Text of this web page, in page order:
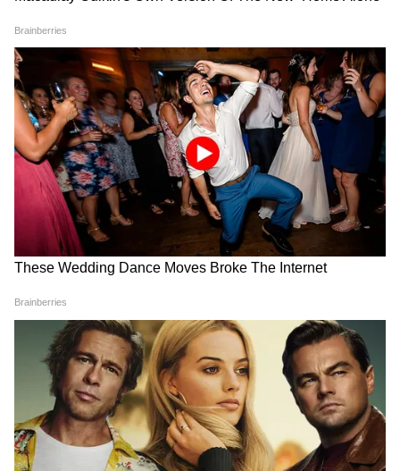
3
12
Image Credit :Getty
মিথুন–
এই রাশির জাতকরা তাদের ঊর্ধ্বতনদের দ্বারা বোঝা